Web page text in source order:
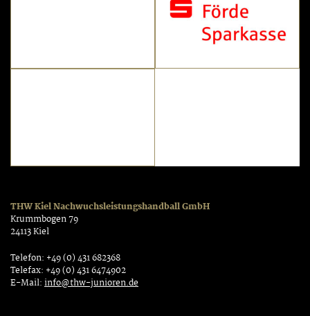
THW Kiel Nachwuchsleistungshandball GmbH
Krummbogen 79
24113 Kiel
Telefon: +49 (0) 431 682368
Telefax: +49 (0) 431 6474902
E-Mail:info@thw-junioren.de